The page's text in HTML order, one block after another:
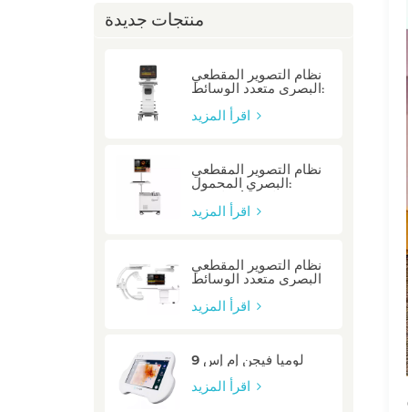
منتجات جديدة
نظام التصوير المقطعي
البصري متعدد الوسائط:
P80/P80-E
نظام التصوير المقطعي
البصري المحمول:
Mobile/Mobile-E
نظام التصوير المقطعي
البصري متعدد الوسائط
المتكامل: متكامل
لوميا فيجن إم إس 9